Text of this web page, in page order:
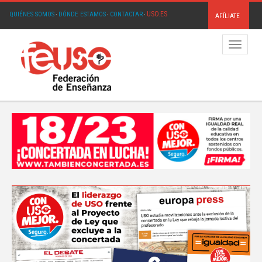
QUIÉNES SOMOS· DÓNDE ESTAMOS· CONTACTAR· USO.ES AFÍLIATE
Menú